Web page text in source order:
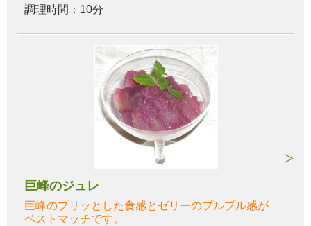
調理時間：10分
巨峰のジュレ
巨峰のプリッとした食感とゼリーのプルプル感が
ベストマッチです。